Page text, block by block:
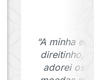
“A minha
direitinho,
adorei os